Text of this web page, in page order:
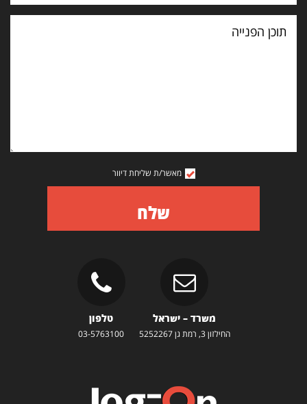
תוכן
הפנייה
מאשר/ת שליחת דיוור
שלח
משרד – ישראל
החילזון 3, רמת גן 5252267
טלפון
03-5763100